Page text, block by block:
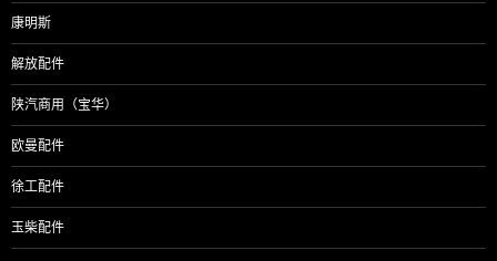
康明斯
解放配件
陕汽商用（宝华）
欧曼配件
徐工配件
玉柴配件